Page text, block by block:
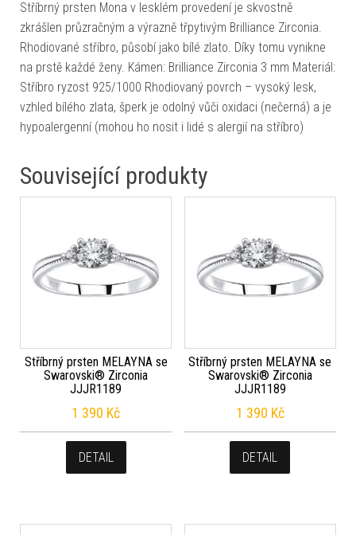
Stříbrný prsten Mona v lesklém provedení je skvostně
zkrášlen průzračným a výrazně třpytivým Brilliance Zirconia.
Rhodiované stříbro, působí jako bílé zlato. Díky tomu vynikne
na prstě každé ženy. Kámen: Brilliance Zirconia 3 mm Materiál:
Stříbro ryzost 925/1000 Rhodiovaný povrch – vysoký lesk,
vzhled bílého zlata, šperk je odolný vůči oxidaci (nečerná) a je
hypoalergenní (mohou ho nosit i lidé s alergií na stříbro)
Související produkty
Stříbrný prsten MELAYNA se
Swarovski® Zirconia
JJJR1189
1 390 Kč
DETAIL
Stříbrný prsten MELAYNA se
Swarovski® Zirconia
JJJR1189
1 390 Kč
DETAIL